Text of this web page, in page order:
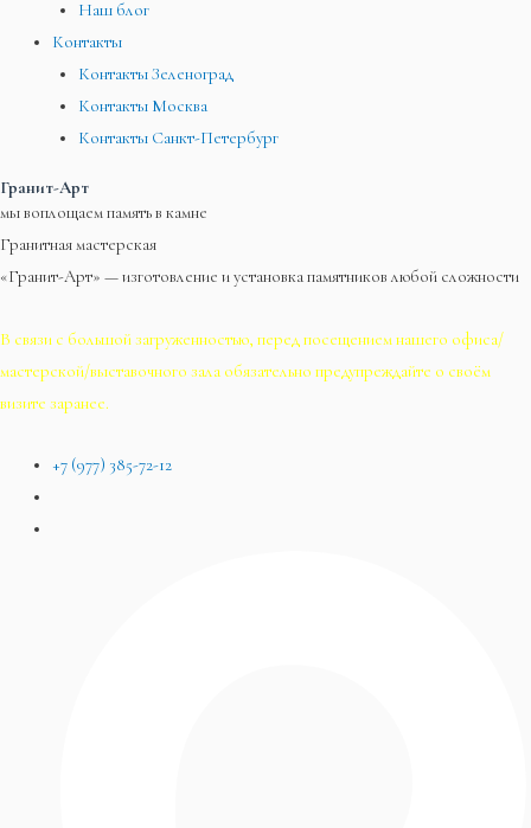
Наш блог
Контакты
Контакты Зеленоград
Контакты Москва
Контакты Санкт-Петербург
Гранит-Арт
мы воплощаем память в камне
Гранитная мастерская
«Гранит-Арт» — изготовление и установка памятников любой сложности
В связи с большой загруженностью, перед посещением нашего офиса/
мастерской/выставочного зала обязательно предупреждайте о своём
визите заранее.
+7 (977) 385-72-12